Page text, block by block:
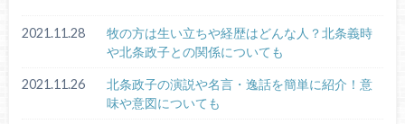
2021.11.28
牧の方は生い立ちや経歴はどんな人？北条義時
や北条政子との関係についても
2021.11.26
北条政子の演説や名言・逸話を簡単に紹介！意
味や意図についても